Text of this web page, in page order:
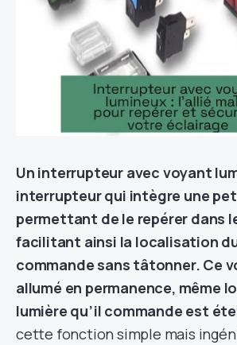
Un interrupteur avec voyant
interrupteur qui intègre une
permettant de le repérer dans
facilitant ainsi la localisation
commande sans tâtonner. Ce
allumé en permanence, même
lumière qu’il commande est
cette fonction simple mais